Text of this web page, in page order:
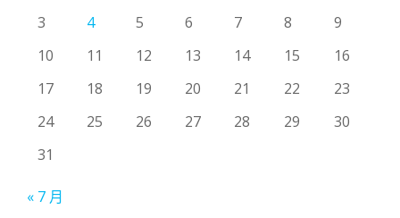
3
4 5 6 7 8
9
10
11 12 13 14 15
16
17
18 19 20 21 22
23
24
25 26 27 28 29
30
31
« 7 月